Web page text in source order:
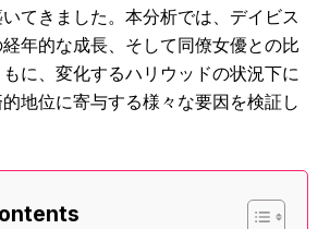
てきました。本分析では、デイビス
年的な成長、そして同僚女優との比
に、変化するハリウッドの状況下に
地位に寄与する様々な要因を検証し